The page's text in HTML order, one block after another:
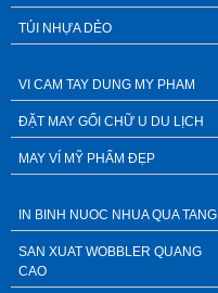
TÚI NHỰA DẺO
VI CAM TAY DUNG MY PHAM
ĐẶT MAY GỐI CHỮ U DU LỊCH
MAY VÍ MỸ PHẨM ĐẸP
IN BINH NUOC NHUA QUA TANG
SAN XUAT WOBBLER QUANG
CAO